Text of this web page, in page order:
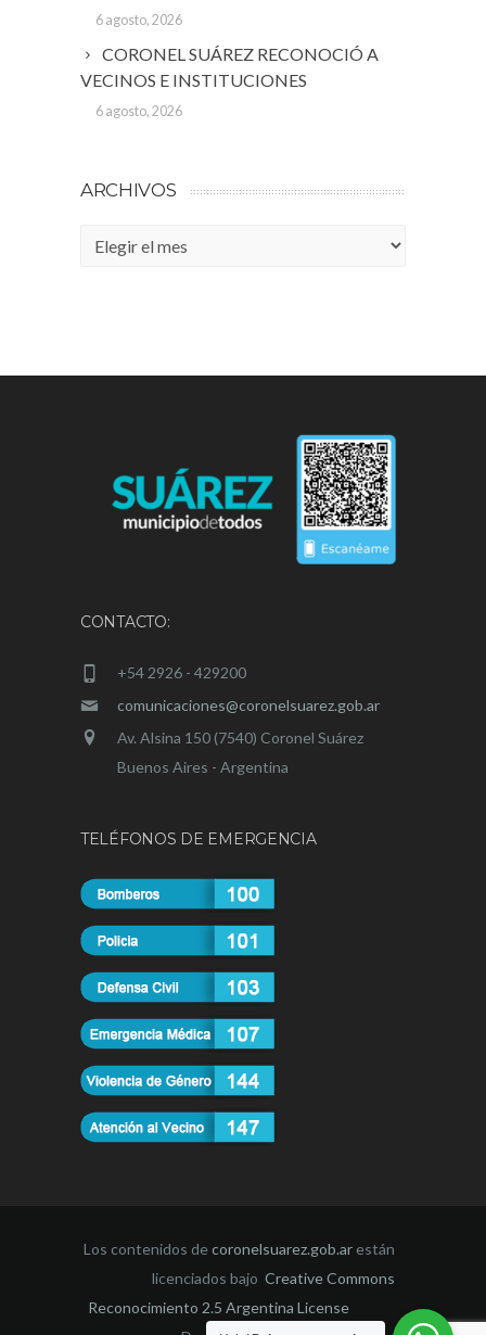
6 agosto, 2026
CORONEL SUÁREZ RECONOCIÓ A
VECINOS E INSTITUCIONES
6 agosto, 2026
ARCHIVOS
Archivos
CONTACTO:
+54 2926 - 429200
comunicaciones@coronelsuarez.gob.ar
Av. Alsina 150 (7540) Coronel Suárez
Buenos Aires - Argentina
TELÉFONOS DE EMERGENCIA
Los contenidos decoronelsuarez.gob.ar están
licenciados bajo Creative Commons
Reconocimiento 2.5 Argentina License